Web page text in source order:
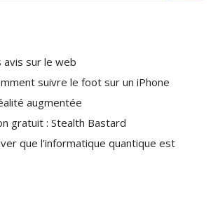
avis sur le web
suivre le foot sur un iPhone
augmentée
gratuit : Stealth Bastard
que l’informatique quantique est